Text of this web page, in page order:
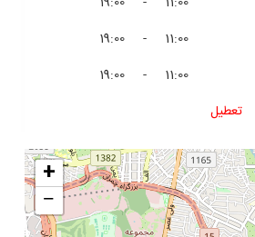
11:00 - 19:00
11:00 - 19:00
تعطیل
+
−